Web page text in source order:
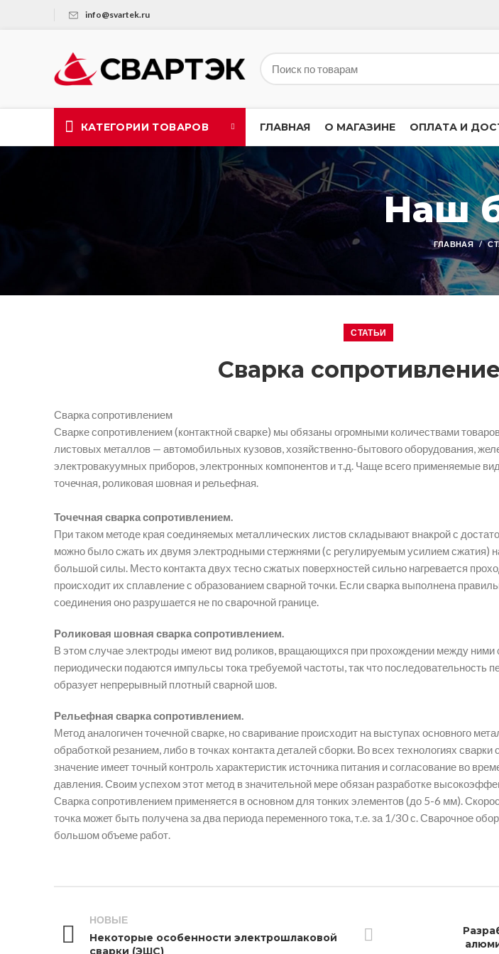
info@svartek.ru
КАТЕГОРИИ ТОВАРОВ ГЛАВНАЯ О МАГАЗИНЕ ОПЛАТА И
Наш
ГЛАВНАЯ
СТАТЬИ
Сварка
Сварка сопротивлением
Сварке сопротивлением (контактной сварке) мы обязаны огромными количествами
листовых металлов — автомобильных кузовов, хозяйственно-бытового оборудования,
электровакуумных приборов, электронных компонентов и т.д. Чаще всего применяемые
точечная, роликовая шовная и рельефная.
Точечная сварка сопротивлением.
При таком методе края соединяемых металлических листов складывают внакрой с
можно было сжать их двумя электродными стержнями (с регулируемым усилием сжатия)
большой силы. Место контакта двух тесно сжатых поверхностей сильно нагревается
происходит их сплавление с образованием сварной точки. Если сварка выполнена
соединения оно разрушается не по сварочной границе.
Роликовая шовная сварка сопротивлением.
В этом случае электроды имеют вид роликов, вращающихся при прохождении между ними
периодически подаются импульсы тока требуемой частоты, так что последовательность
образует непрерывный плотный сварной шов.
Рельефная сварка сопротивлением.
Метод аналогичен точечной сварке, но сваривание происходит на выступах основного
обработкой резанием, либо в точках контакта деталей сборки. Во всех технологиях
значение имеет точный контроль характеристик источника питания и согласование во
давления. Своим успехом этот метод в значительной мере обязан разработке
Сварка сопротивлением применяется в основном для тонких элементов (до 5-6 мм).
точка может быть получена за два периода переменного тока, т.е. за 1/30 с. Сварочное
большом объеме работ.
НОВЫЕ
Некоторые особенности электрошлаковой
сварки (ЭШС)